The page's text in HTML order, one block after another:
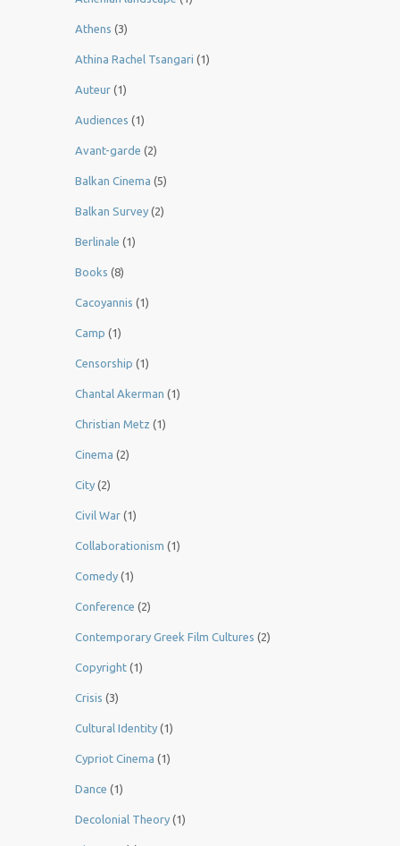
Athens (3)
Athina Rachel Tsangari (1)
Auteur (1)
Audiences (1)
Avant-garde (2)
Balkan Cinema (5)
Balkan Survey (2)
Berlinale (1)
Books (8)
Cacoyannis (1)
Camp (1)
Censorship (1)
Chantal Akerman (1)
Christian Metz (1)
Cinema (2)
City (2)
Civil War (1)
Collaborationism (1)
Comedy (1)
Conference (2)
Contemporary Greek Film Cultures (2)
Copyright (1)
Crisis (3)
Cultural Identity (1)
Cypriot Cinema (1)
Dance (1)
Decolonial Theory (1)